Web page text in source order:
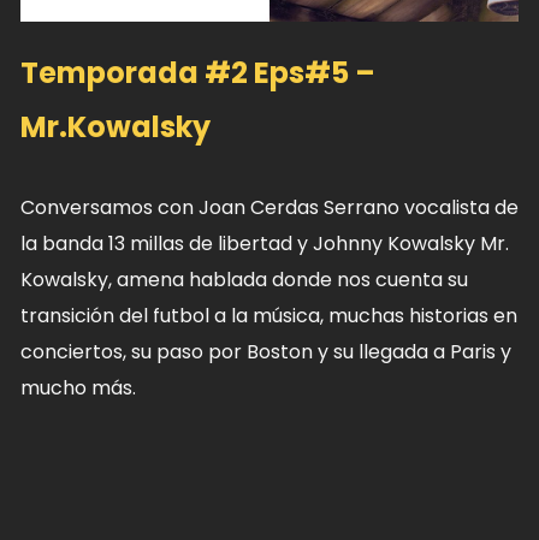
Temporada #2 Eps#5 –
Mr.Kowalsky
Conversamos con Joan Cerdas Serrano vocalista de
la banda 13 millas de libertad y Johnny Kowalsky Mr.
Kowalsky, amena hablada donde nos cuenta su
transición del futbol a la música, muchas historias en
conciertos, su paso por Boston y su llegada a Paris y
mucho más.